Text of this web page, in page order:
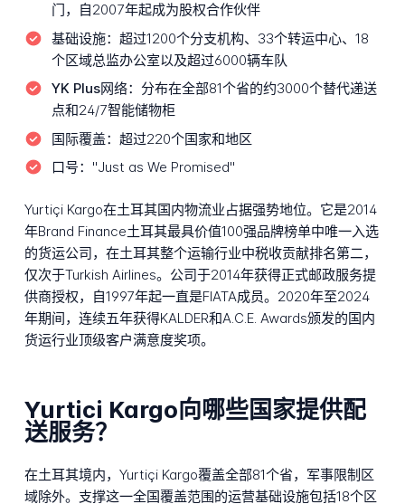
门，自2007年起成为股权合作伙伴
基础设施： 超过1200个分支机构、33个转运中心、18
个区域总监办公室以及超过6000辆车队
YK Plus网络： 分布在全部81个省的约3000个替代递送
点和24/7智能储物柜
国际覆盖： 超过220个国家和地区
口号： "Just as We Promised"
Yurtiçi Kargo在土耳其国内物流业占据强势地位。它是2014
年Brand Finance土耳其最具价值100强品牌榜单中唯一入选
的货运公司，在土耳其整个运输行业中税收贡献排名第二，
仅次于Turkish Airlines。公司于2014年获得正式邮政服务提
供商授权，自1997年起一直是FIATA成员。2020年至2024
年期间，连续五年获得KALDER和A.C.E. Awards颁发的国内
货运行业顶级客户满意度奖项。
Yurtici Kargo向哪些国家提供配
送服务？
在土耳其境内，Yurtiçi Kargo覆盖全部81个省，军事限制区
域除外。支撑这一全国覆盖范围的运营基础设施包括18个区